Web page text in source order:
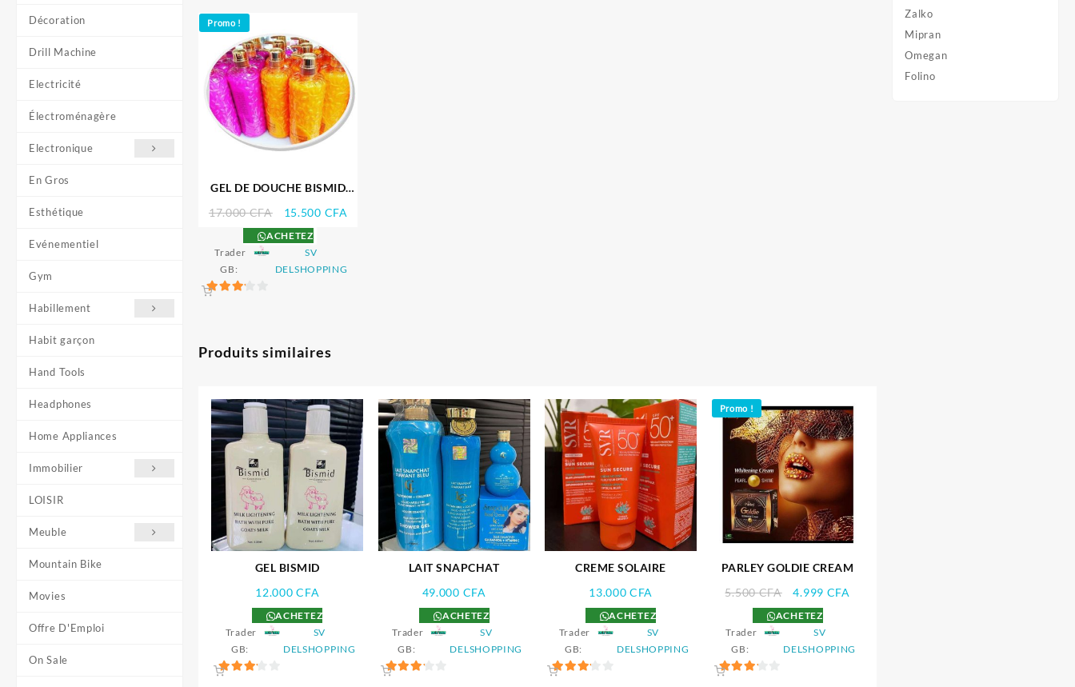
Décoration
Drill Machine
Electricité
Électroménagère
Electronique
En Gros
Esthétique
Evénementiel
Gym
Habillement
Habit garçon
Hand Tools
Headphones
Home Appliances
Immobilier
LOISIR
Meuble
Mountain Bike
Movies
Offre D'Emploi
On Sale
Promo !
GEL DE DOUCHE BISMID
17.000CFA
Le
prix
initial
15.500 CFA
ACHETEZ
Trader
GB:
SV
DELSHOPPING
Produits similaires
GEL BISMID
12.000CFA
ACHETEZ
Trader
GB:
SV
DELSHOPPING
LAIT SNAPCHAT
49.000 CFA
ACHETEZ
Trader
GB:
SV
DELSHOPPING
CREME SOLAIRE
13.000CFA
ACHETEZ
Trader
GB:
SV
DELSHOPPING
Promo !
PARLEY GOLDIE CREAM
5.500CFA
Le
prix
initial
4.999 CFA
ACHETEZ
Trader
GB:
SV
DELSHOPPING
Zalko
Mipran
Omegan
Folino